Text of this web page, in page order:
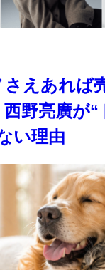
さえあれば
野亮廣が“
い理由